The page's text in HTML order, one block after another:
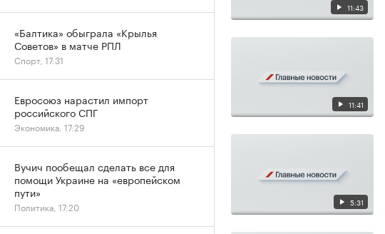
11:43
11:41
5:31
«Балтика» обыграла «Крылья
Советов» в матче РПЛ
Спорт, 17:31
Евросоюз нарастил импорт
российского СПГ
Экономика, 17:29
Вучич пообещал сделать все для
помощи Украине на «европейском
пути»
Политика, 17:20